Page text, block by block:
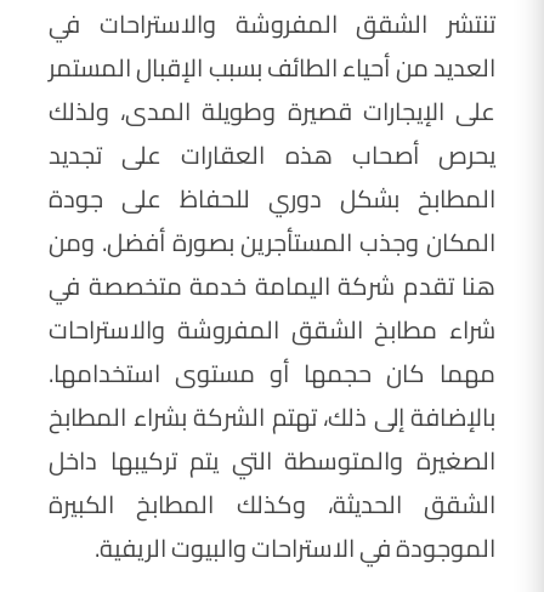
تنتشر الشقق المفروشة والاستراحات في
العديد من أحياء الطائف بسبب الإقبال المستمر
على الإيجارات قصيرة وطويلة المدى، ولذلك
يحرص أصحاب هذه العقارات على تجديد
المطابخ بشكل دوري للحفاظ على جودة
المكان وجذب المستأجرين بصورة أفضل. ومن
هنا تقدم شركة اليمامة خدمة متخصصة في
شراء مطابخ الشقق المفروشة والاستراحات
مهما كان حجمها أو مستوى استخدامها.
بالإضافة إلى ذلك، تهتم الشركة بشراء المطابخ
الصغيرة والمتوسطة التي يتم تركيبها داخل
الشقق الحديثة، وكذلك المطابخ الكبيرة
الموجودة في الاستراحات والبيوت الريفية.